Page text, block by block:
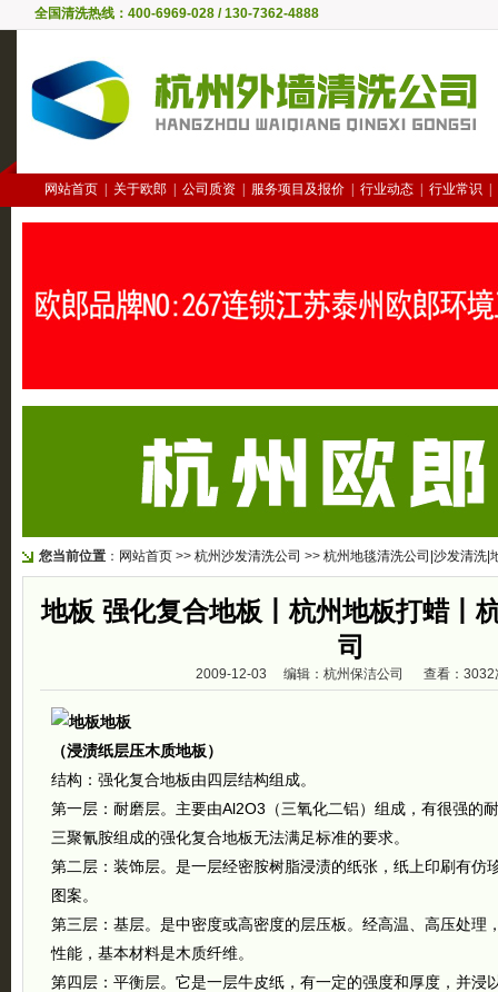
全国清洗热线：400-6969-028 / 130-7362-4888
网站首页 关于欧郎 公司质资 服务项目及报价 行业动态 行业常识
您当前位置 ： 网站首页 >> 杭州沙发清洗公司 >> 杭州地毯清洗公司|沙发清洗|
地板 强化复合地板丨杭州地板打蜡丨
司
2009-12-03 编辑：杭州保洁公司 查看：3032
地板
（浸渍纸层压木质地板）
结构：强化复合地板由四层结构组成。
第一层：耐磨层。主要由Al2O3（三氧化二铝）组成，有很强的
三聚氰胺组成的强化复合地板无法满足标准的要求。
第二层：装饰层。是一层经密胺树脂浸渍的纸张，纸上印刷有仿
图案。
第三层：基层。是中密度或高密度的层压板。经高温、高压处理
性能，基本材料是木质纤维。
第四层：平衡层。它是一层牛皮纸，有一定的强度和厚度，并浸